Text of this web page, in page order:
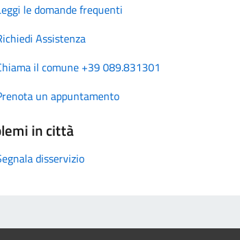
le domande frequenti
Assistenza
il comune +39 089.831301
un appuntamento
in città
disservizio